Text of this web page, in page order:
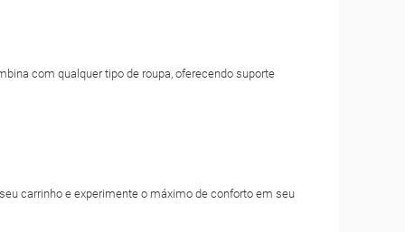
com qualquer tipo de roupa, oferecendo suporte
carrinho e experimente o máximo de conforto em seu